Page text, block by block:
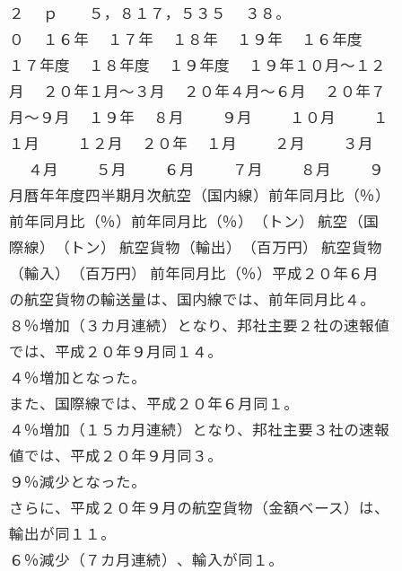
２ ｐ ５，８１７，５３５ ３８。
０ １６年 １７年 １８年 １９年 １６年度
１７年度 １８年度 １９年度 １９年１０月〜１２
月 ２０年１月〜３月 ２０年４月〜６月 ２０年７
月〜９月 １９年 ８月 ９月 １０月 １
１月 １２月 ２０年 １月 ２月 ３月
４月 ５月 ６月 ７月 ８月 ９
月暦年年度四半期月次航空（国内線）前年同月比（％）
前年同月比（％）前年同月比（％）（トン） 航空（国
際線）（トン） 航空貨物（輸出）（百万円） 航空貨物
（輸入）（百万円） 前年同月比（％）平成２０年６月
の航空貨物の輸送量は、国内線では、前年同月比４。
８％増加（３カ月連続）となり、邦社主要２社の速報値
では、平成２０年９月同１４。
４％増加となった。
また、国際線では、平成２０年６月同１。
４％増加（１５カ月連続）となり、邦社主要３社の速報
値では、平成２０年９月同３。
９％減少となった。
さらに、平成２０年９月の航空貨物（金額ベース）は、
輸出が同１１。
６％減少（７カ月連続）、輸入が同１。